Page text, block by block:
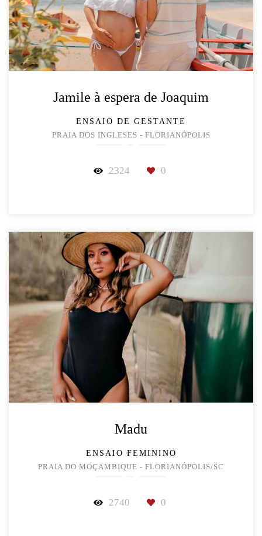
Jamile à espera de Joaquim
ENSAIO DE GESTANTE
PRAIA DOS INGLESES - FLORIANÓPOLIS
2324 0
Madu
ENSAIO FEMININO
PRAIA DO MOÇAMBIQUE - FLORIANÓPOLIS/SC
2740 0